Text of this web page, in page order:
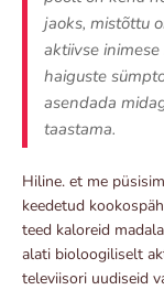
jaoks, mistõttu
aktiivse
haiguste
asendada
taastama.
Hiline. et me
keedetud
teed kaloreid
alati bioloogiliselt
televiisori uudiseid